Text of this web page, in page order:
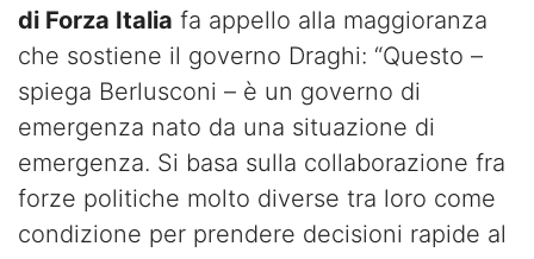
di Forza Italia fa appello alla maggioranza
che sostiene il governo Draghi: “Questo –
spiega Berlusconi – è un governo di
emergenza nato da una situazione di
emergenza. Si basa sulla collaborazione fra
forze politiche molto diverse tra loro come
condizione per prendere decisioni rapide al